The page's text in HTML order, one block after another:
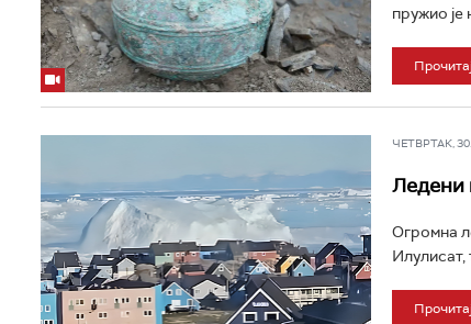
пружио је
Прочитај
ЧЕТВРТАК, 30.
Ледени
Огромна
Илулисат,
Прочитај